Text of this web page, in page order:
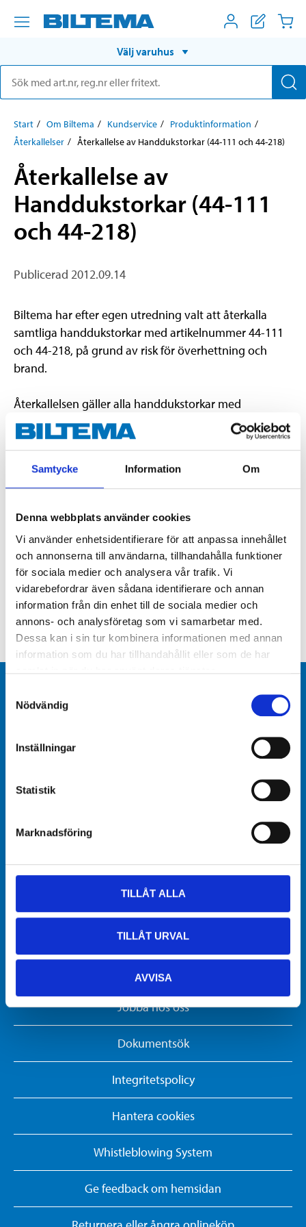
Samtycke Information Om
Denna webbplats använder cookies
Vi använder enhetsidentifierare för att anpassa innehållet
och annonserna till användarna, tillhandahålla funktioner
för sociala medier och analysera vår trafik. Vi
vidarebefordrar även sådana identifierare och annan
information från din enhet till de sociala medier och
annons- och analysföretag som vi samarbetar med.
Dessa kan i sin tur kombinera informationen med annan
information som du har tillhandahållit eller som de har
Nödvändig
Inställningar
Statistik
Marknadsföring
TILLÅT ALLA
TILLÅT URVAL
AVVISA
Välj varuhus
Start Om Biltema Kundservice
Produktinformation
Återkallelser
Återkallelse av Handdukstorkar (44-111 och 44-218)
Återkallelse av
Handdukstorkar (44-111
och 44-218)
Publicerad 2012.09.14
Biltema har efter egen utredning valt att återkalla
samtliga handdukstorkar med artikelnummer 44-111
och 44-218, på grund av risk för överhettning och
brand.
Återkallelsen gäller alla handdukstorkar med
artikelnummer 44-111 och 44-218.
återlämna den till närmaste Biltema-varuhus.
Biltema ersätter kunder med inköpssumman av
produkten eller med en ny kvalitetssäkrad produkt
som passar i befintliga fästen (levereras inom kort).
Inget kvitto krävs.
Handdukstork 44-111 Handdukstork 44-218
Presentkort
Biltema-kortet
Biltema Företag
Om Biltema
Jobba hos oss
Dokumentsök
Integritetspolicy
Hantera cookies
Whistleblowing System
Ge feedback om hemsidan